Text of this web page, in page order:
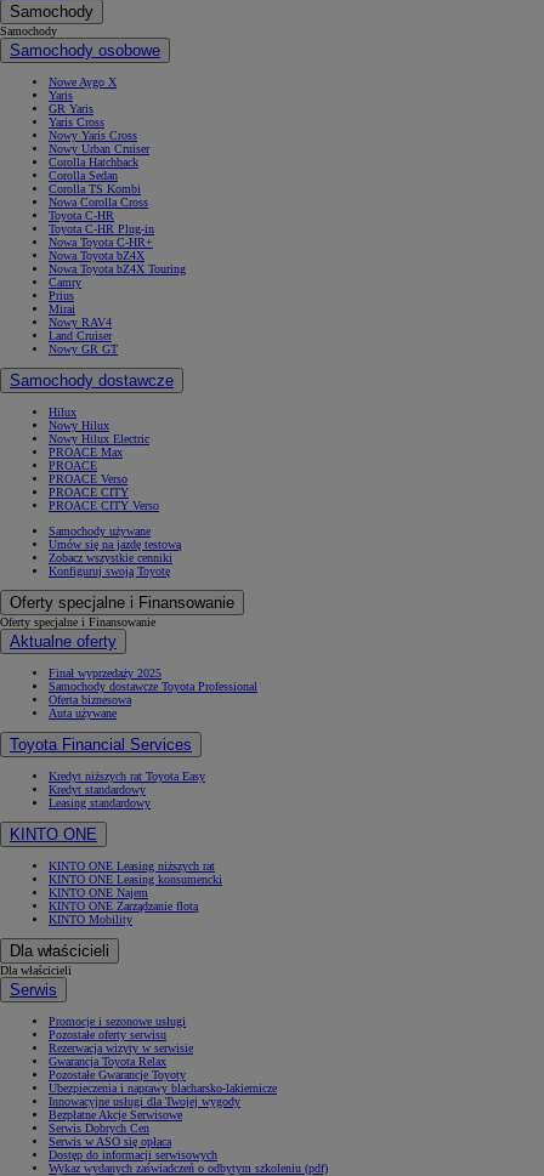
Samochody
Samochody
Samochody osobowe
Nowe Aygo X
Yaris
GR Yaris
Yaris Cross
Nowy Yaris Cross
Nowy Urban Cruiser
Corolla Hatchback
Corolla Sedan
Corolla TS Kombi
Nowa Corolla Cross
Toyota C-HR
Toyota C-HR Plug-in
Nowa Toyota C-HR+
Nowa Toyota bZ4X
Nowa Toyota bZ4X Touring
Camry
Prius
Mirai
Nowy RAV4
Land Cruiser
Nowy GR GT
Samochody dostawcze
Hilux
Nowy Hilux
Nowy Hilux Electric
PROACE Max
PROACE
PROACE Verso
PROACE CITY
PROACE CITY Verso
Samochody używane
Umów się na jazdę testową
Zobacz wszystkie cenniki
Konfiguruj swoją Toyotę
Oferty specjalne i Finansowanie
Oferty specjalne i Finansowanie
Aktualne oferty
Finał wyprzedaży 2025
Samochody dostawcze Toyota Professional
Oferta biznesowa
Auta używane
Toyota Financial Services
Kredyt niższych rat Toyota Easy
Kredyt standardowy
Leasing standardowy
KINTO ONE
KINTO ONE Leasing niższych rat
KINTO ONE Leasing konsumencki
KINTO ONE Najem
KINTO ONE Zarządzanie flotą
KINTO Mobility
Dla właścicieli
Dla właścicieli
Serwis
Promocje i sezonowe usługi
Pozostałe oferty serwisu
Rezerwacja wizyty w serwisie
Gwarancja Toyota Relax
Pozostałe Gwarancje Toyoty
Ubezpieczenia i naprawy blacharsko-lakiernicze
Innowacyjne usługi dla Twojej wygody
Bezpłatne Akcje Serwisowe
Serwis Dobrych Cen
Serwis w ASO się opłaca
Dostęp do informacji serwisowych
Wykaz wydanych zaświadczeń o odbytym szkoleniu (pdf)